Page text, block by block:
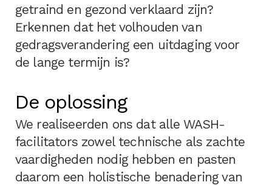
getraind en gezond verklaard zijn?
Erkennen dat het volhouden van
gedragsverandering een uitdaging voor
de lange termijn is?
De oplossing
We realiseerden ons dat alle WASH-
facilitators zowel technische als zachte
vaardigheden nodig hebben en pasten
daarom een holistische benadering van